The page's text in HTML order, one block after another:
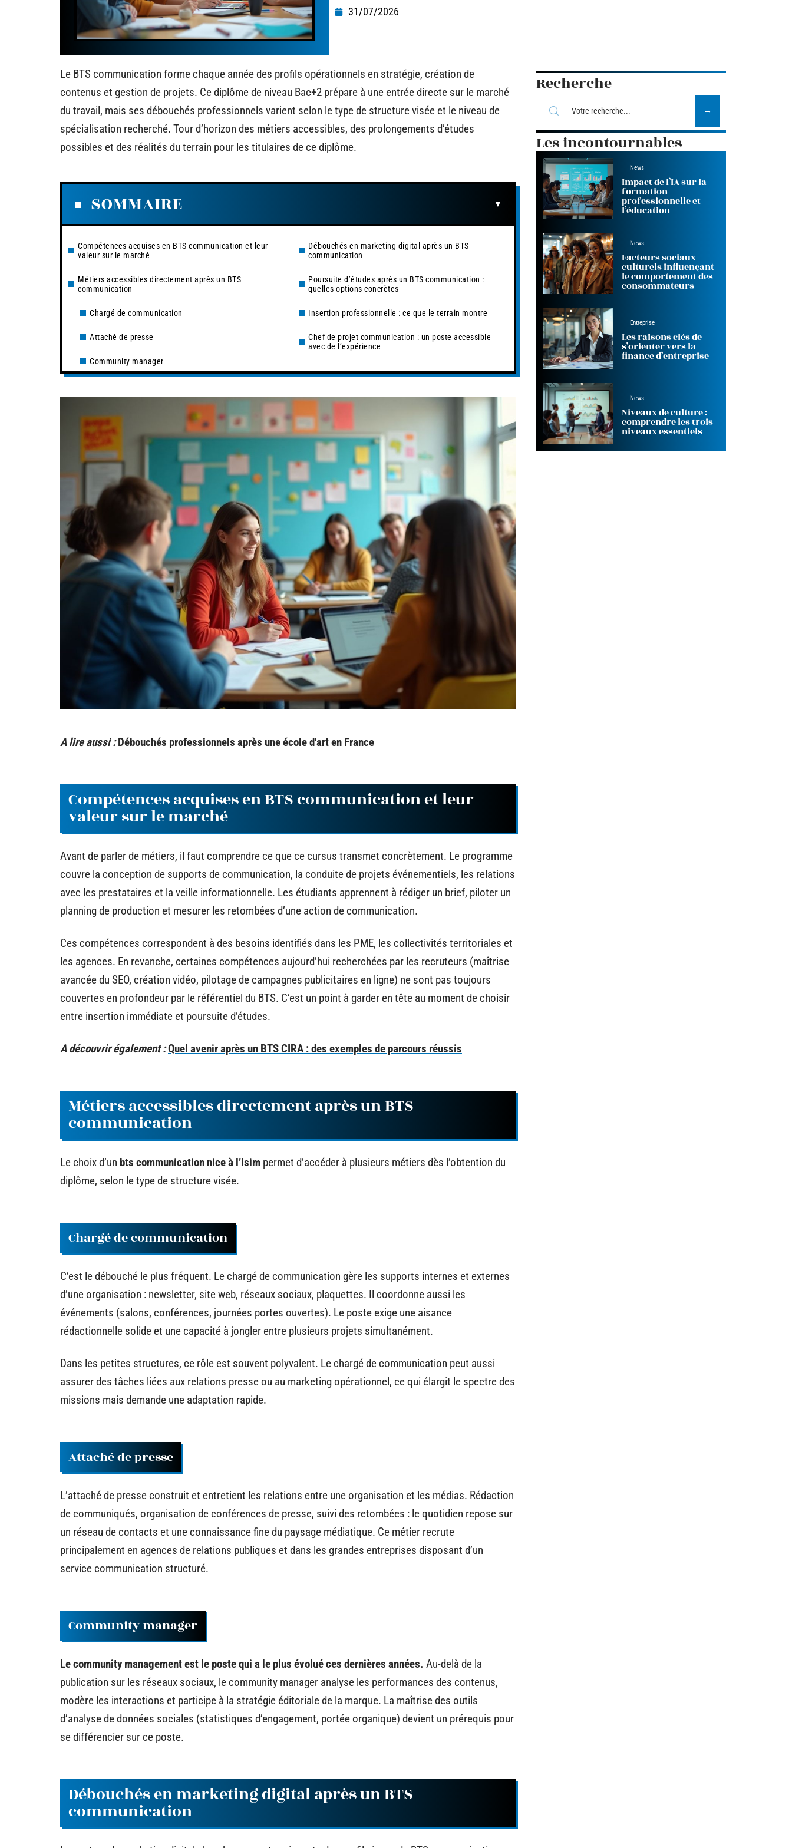
31/07/2026
Le BTS communication forme chaque année des profils opérationnels en stratégie, création de
contenus et gestion de projets. Ce diplôme de niveau Bac+2 prépare à une entrée directe sur le marché
du travail, mais ses débouchés professionnels varient selon le type de structure visée et le niveau de
spécialisation recherché. Tour d’horizon des métiers accessibles, des prolongements d’études
possibles et des réalités du terrain pour les titulaires de ce diplôme.
SOMMAIRE
Compétences acquises en BTS communication et leur
valeur sur le marché
Métiers accessibles directement après un BTS
communication
Chargé de communication
Attaché de presse
Community manager
Débouchés en marketing digital après un BTS
communication
Poursuite d’études après un BTS communication :
quelles options concrètes
Insertion professionnelle : ce que le terrain montre
Chef de projet communication : un poste accessible
avec de l’expérience
A lire aussi : Débouchés professionnels après une école d'art en France
Compétences acquises en BTS communication et leur
valeur sur le marché
Avant de parler de métiers, il faut comprendre ce que ce cursus transmet concrètement. Le programme
couvre la conception de supports de communication, la conduite de projets événementiels, les relations
avec les prestataires et la veille informationnelle. Les étudiants apprennent à rédiger un brief, piloter un
planning de production et mesurer les retombées d’une action de communication.
Ces compétences correspondent à des besoins identifiés dans les PME, les collectivités territoriales et
les agences. En revanche, certaines compétences aujourd’hui recherchées par les recruteurs (maîtrise
avancée du SEO, création vidéo, pilotage de campagnes publicitaires en ligne) ne sont pas toujours
couvertes en profondeur par le référentiel du BTS. C’est un point à garder en tête au moment de choisir
entre insertion immédiate et poursuite d’études.
A découvrir également :Quel avenir après un BTS CIRA : des exemples de parcours réussis
Métiers accessibles directement après un BTS
communication
Le choix d’un bts communication nice à l’Isim permet d’accéder à plusieurs métiers dès l’obtention du
diplôme, selon le type de structure visée.
Chargé de communication
C’est le débouché le plus fréquent. Le chargé de communication gère les supports internes et externes
d’une organisation : newsletter, site web, réseaux sociaux, plaquettes. Il coordonne aussi les
événements (salons, conférences, journées portes ouvertes). Le poste exige une aisance
rédactionnelle solide et une capacité à jongler entre plusieurs projets simultanément.
Dans les petites structures, ce rôle est souvent polyvalent. Le chargé de communication peut aussi
assurer des tâches liées aux relations presse ou au marketing opérationnel, ce qui élargit le spectre des
missions mais demande une adaptation rapide.
Attaché de presse
L’attaché de presse construit et entretient les relations entre une organisation et les médias. Rédaction
de communiqués, organisation de conférences de presse, suivi des retombées : le quotidien repose sur
un réseau de contacts et une connaissance fine du paysage médiatique. Ce métier recrute
principalement en agences de relations publiques et dans les grandes entreprises disposant d’un
service communication structuré.
Community manager
Le community management est le poste qui a le plus évolué ces dernières années. Au-delà de la
publication sur les réseaux sociaux, le community manager analyse les performances des contenus,
modère les interactions et participe à la stratégie éditoriale de la marque. La maîtrise des outils
d’analyse de données sociales (statistiques d’engagement, portée organique) devient un prérequis pour
se différencier sur ce poste.
Débouchés en marketing digital après un BTS
communication
Recherche
Les incontournables
News
Impact de l’IA sur la
formation
professionnelle et
l’éducation
News
Facteurs sociaux
culturels influençant
le comportement des
consommateurs
Entreprise
Les raisons clés de
s’orienter vers la
finance d’entreprise
News
Niveaux de culture :
comprendre les trois
niveaux essentiels